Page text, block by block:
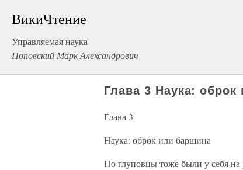
ВикиЧтение
Управляемая наука
Поповский Марк Александрович
Глава 3 Наука:
Глава 3
Наука: оброк или барщина
Но глуповцы тоже были у себя